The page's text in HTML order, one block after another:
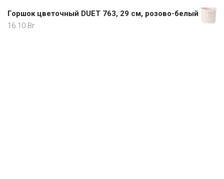
Горшок цветочный DUET 763, 29 см, розово-белый
16.10 Br